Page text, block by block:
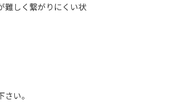
難しく繋がりにくい状
い。